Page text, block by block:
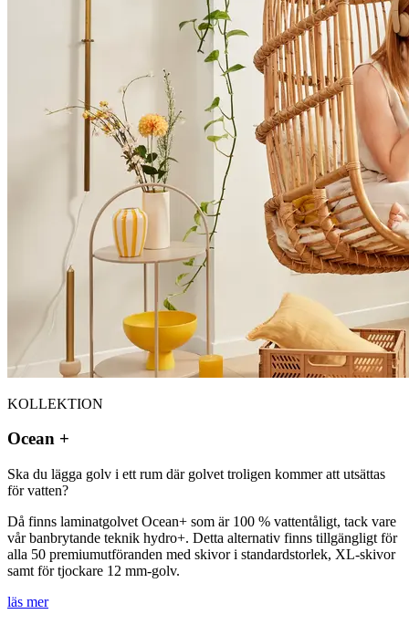
KOLLEKTION
Ocean +
Ska du lägga golv i ett rum där golvet troligen kommer att utsättas
för vatten?
Då finns laminatgolvet Ocean+ som är 100 % vattentåligt, tack vare
vår banbrytande teknik hydro+. Detta alternativ finns tillgängligt för
alla 50 premiumutföranden med skivor i standardstorlek, XL-skivor
samt för tjockare 12 mm-golv.
läs mer